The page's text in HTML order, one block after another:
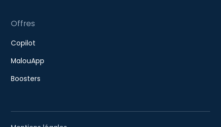
Offres
Copilot
MalouApp
Boosters